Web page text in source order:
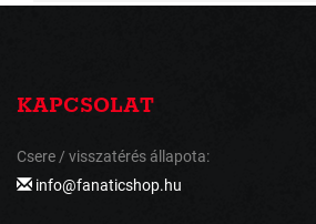
KAPCSOLAT
Csere / visszatérés állapota:
info@fanaticshop.hu